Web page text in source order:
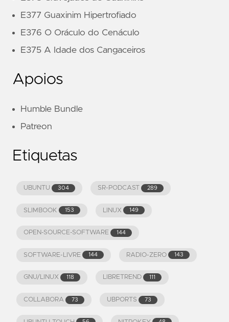
E377 Guaxinim Hipertrofiado
E376 O Oráculo do Cenáculo
E375 A Idade dos Cangaceiros
Apoios
Humble Bundle
Patreon
Etiquetas
UBUNTU 304 SR-PODCAST 289
SLIMBOOK 153 LINUX 149
OPEN-SOURCE-SOFTWARE 144
SOFTWARE-LIVRE 144 RADIO-ZERO 143
GNU/LINUX 118 LIBRETREND 111
COLLABORA 73 UBPORTS 73